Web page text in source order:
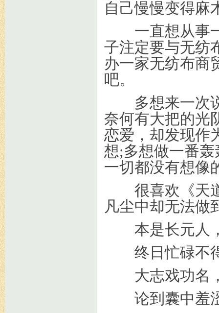
自己慢慢变得麻
一直想从事一
子注定要与无纺
办一家无纺布商
吧。
多想来一次说
奈何有大把的光
恋爱，却发现作
想;多想做一番
一切都没有想像
很喜欢《天道
凡尘中却无法做
本是长元人
终日忙碌不得
大志戏功名
论到囊中羞涩